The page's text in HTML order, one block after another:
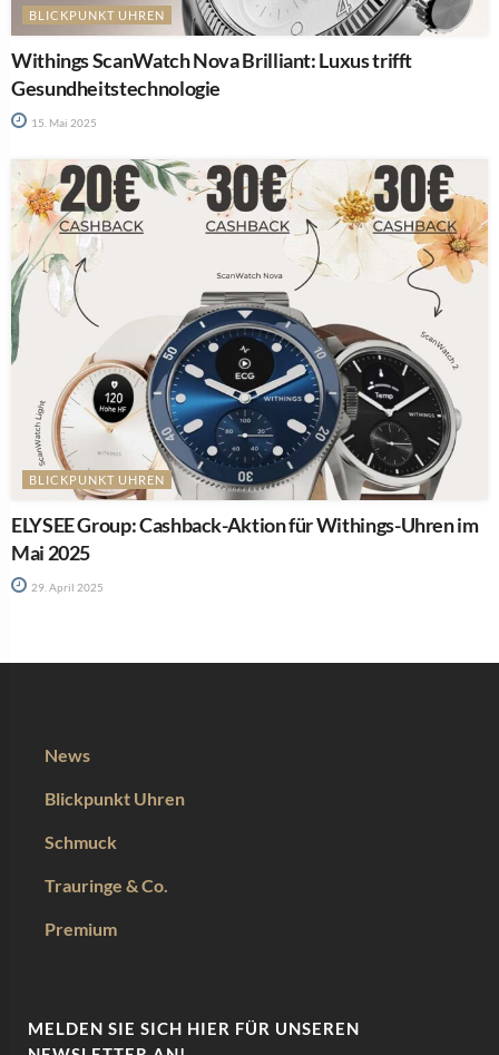
BLICKPUNKT UHREN
Withings ScanWatch Nova Brilliant: Luxus trifft
Gesundheitstechnologie
15. Mai 2025
BLICKPUNKT UHREN
ELYSEE Group: Cashback-Aktion für Withings-Uhren im
Mai 2025
29. April 2025
News
Blickpunkt Uhren
Schmuck
Trauringe & Co.
Premium
MELDEN SIE SICH HIER FÜR UNSEREN